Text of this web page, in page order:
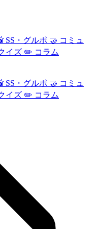
SS・グルポ 🤝 コミュ
イズ ✏️ コラム
SS・グルポ 🤝 コミュ
イズ ✏️ コラム